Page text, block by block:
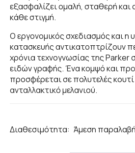
εξασφαλίζει ομαλή, σταθερή
κάθε στιγμή.
Ο εργονομικός σχεδιασμός και η
κατασκευής αντικατοπτρίζουν
χρόνια τεχνογνωσίας της Parker
ειδών γραφής. Ένα κομψό και
προσφέρεται σε πολυτελές
ανταλλακτικό μελανιού.
Διαθεσιμότητα: Άμεση παραλαβή